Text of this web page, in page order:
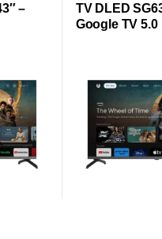
–
TV DLED
Google TV 5.0